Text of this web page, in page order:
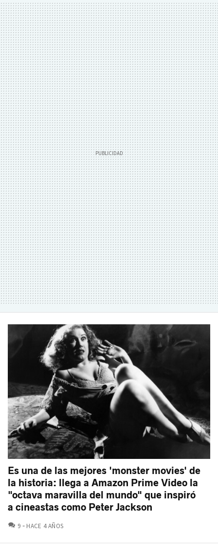
Es una de las mejores 'monster movies' de
la historia: llega a Amazon Prime Video la
"octava maravilla del mundo" que inspiró
a cineastas como Peter Jackson
9 COMENTARIOS
HACE 4 AÑOS